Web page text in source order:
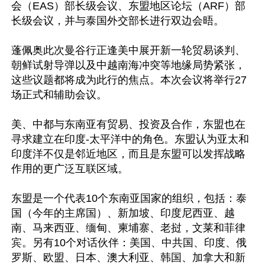
会（EAS）部长级会议、东盟地区论坛（ARF）部
长级会议，并与泰国外交部长进行双边会晤。
蓬佩奥此次曼谷行正逢美中展开新一轮贸易谈判、
朝鲜试射导弹以及中越南海冲突等地缘局势紧张，
这些议题都将成为此行的焦点。本次会议将举行27
场正式和辅助会议。
美、中都与东南亚有贸易、投资及合作，东盟也在
寻求建立在印度-太平洋中的角色。东盟认为亚太和
印度洋不仅是邻近地区，而且是东盟可以发挥战略
作用的更广泛互联区域。
东盟是一个代表10个东南亚国家的组织，包括：泰
国（今年的主席国）、新加坡、印度尼西亚、越
南、马来西亚、缅甸、柬埔寨、老挝，文莱和菲律
宾。另有10个对话伙伴：美国、中共国、印度、俄
罗斯、欧盟、日本、澳大利亚、韩国、加拿大和新